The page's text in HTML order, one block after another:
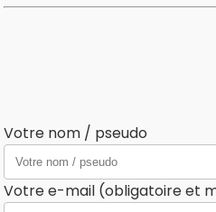
Votre nom / pseudo
Votre e-mail (obligatoire et